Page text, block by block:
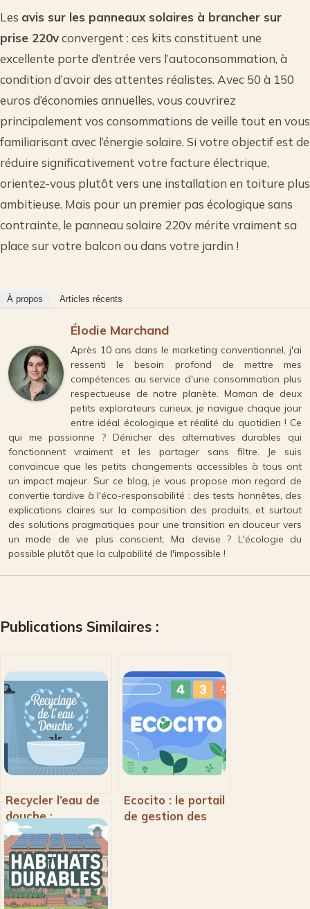
Les avis sur les panneaux solaires à brancher sur
prise 220vconvergent : ces kits constituent une
excellente porte d’entrée vers l’autoconsommation, à
condition d’avoir des attentes réalistes. Avec 50 à 150
euros d’économies annuelles, vous couvrirez
principalement vos consommations de veille tout en vous
familiarisant avec l’énergie solaire. Si votre objectif est de
réduire significativement votre facture électrique,
orientez-vous plutôt vers une installation en toiture plus
ambitieuse. Mais pour un premier pas écologique sans
contrainte, le panneau solaire 220v mérite vraiment sa
place sur votre balcon ou dans votre jardin !
À propos Articles récents
Élodie Marchand
Après 10 ans dans le marketing conventionnel, j'ai
ressenti le besoin profond de mettre mes
compétences au service d'une consommation plus
respectueuse de notre planète. Maman de deux
petits explorateurs curieux, je navigue chaque jour
entre idéal écologique et réalité du quotidien ! Ce
qui me passionne ? Dénicher des alternatives durables qui
fonctionnent vraiment et les partager sans filtre. Je suis
convaincue que les petits changements accessibles à tous ont
un impact majeur. Sur ce blog, je vous propose mon regard de
convertie tardive à l'éco-responsabilité : des tests honnêtes, des
explications claires sur la composition des produits, et surtout
des solutions pragmatiques pour une transition en douceur vers
un mode de vie plus conscient. Ma devise ? L'écologie du
possible plutôt que la culpabilité de l'impossible !
Publications Similaires :
Recycler l’eau de
douche :
systèmes,
économies et
installation
Ecocito : le portail
de gestion des